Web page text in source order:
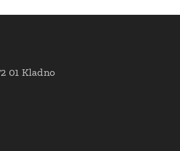
01 Kladno